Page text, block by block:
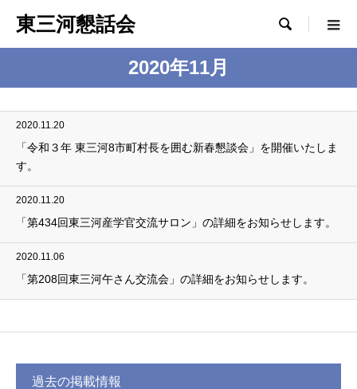
東三河懇話会 
2020年11月
2020.11.20
「令和３年 東三河8市町村長を囲む新春懇談会」を開催いたしま
す。
2020.11.20
「第434回東三河産学官交流サロン」の詳細をお知らせします。
2020.11.06
「第208回東三河午さん交流会」の詳細をお知らせします。
過去の掲載情報